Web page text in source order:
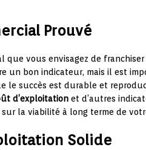
Prouvé
que vous envisagez de
un bon indicateur, mais il est
le succès est durable et
d’exploitation et d’autres
la viabilité à long terme de
Solide